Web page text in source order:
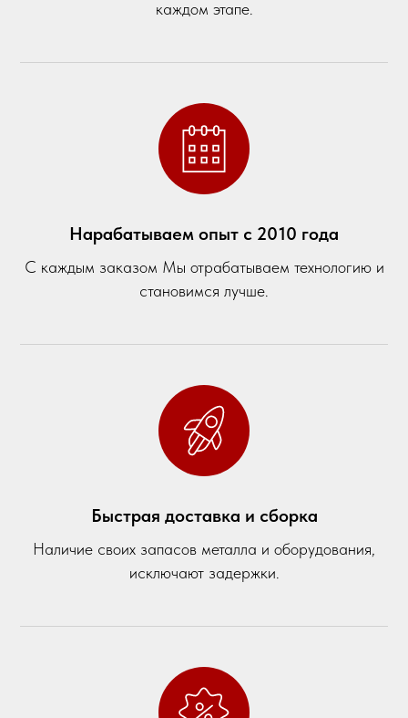
каждом этапе.
Нарабатываем опыт с 2010 года
С каждым заказом Мы отрабатываем технологию и
становимся лучше.
Быстрая доставка и сборка
Наличие своих запасов металла и оборудования,
исключают задержки.